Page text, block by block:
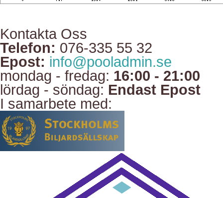
Kontakta Oss
Telefon: 076-335 55 32
Epost: info@pooladmin.se
mondag - fredag: 16:00 - 21:00
lördag - söndag: Endast Epost
I samarbete med: